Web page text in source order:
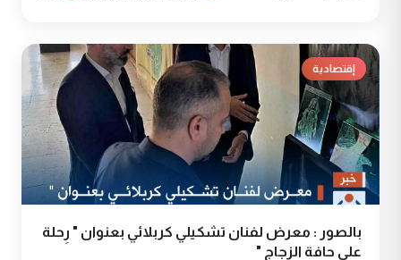
إقتصادية
بالصور : معرض لفنان تشكيلي كربلائي بعنوان " رِحلة
على حافة الزجاج "